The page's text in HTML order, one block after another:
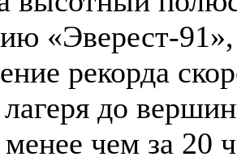
«Эверест-
рекорда
лагеря до
чем за 20